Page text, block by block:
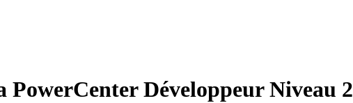
Développeur Niveau 2